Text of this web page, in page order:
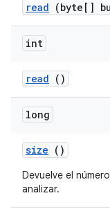
read (byte[]
int
read ()
long
size ()
Devuelve el
analizar.